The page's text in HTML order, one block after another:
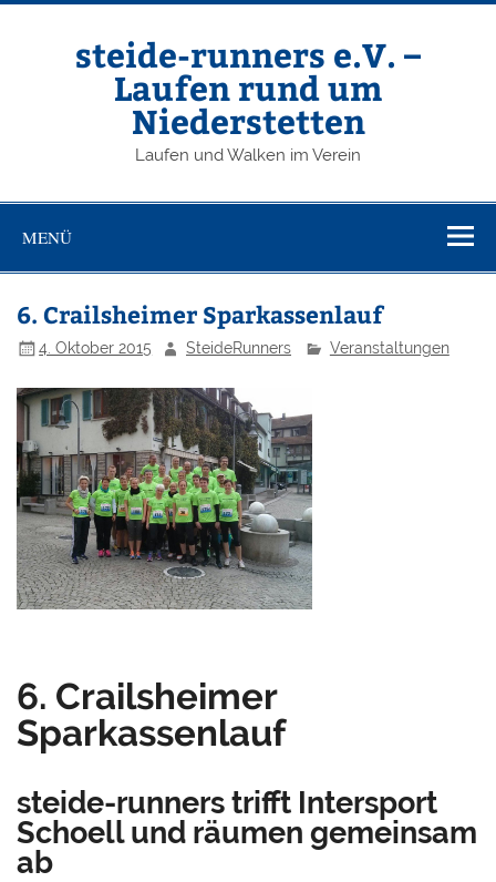
Zum
steide-runners e.V. –
Laufen rund um
Niederstetten
Laufen und Walken im Verein
MENÜ
6. Crailsheimer Sparkassenlauf
4. Oktober 2015 SteideRunners Veranstaltungen
6. Crailsheimer
Sparkassenlauf
steide-runners trifft Intersport
Schoellund räumen gemeinsam
ab